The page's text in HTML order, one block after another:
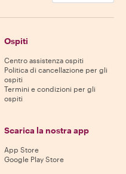
Ospiti
Centro assistenza ospiti
Politica di cancellazione per gli
ospiti
Termini e condizioni per gli
ospiti
Scarica la nostra app
App Store
Google Play Store